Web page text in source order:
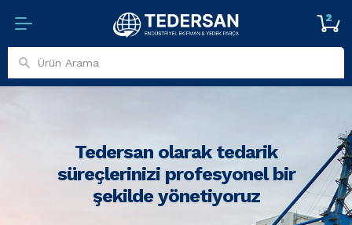
2
Tedersan olarak tedarik
süreçlerinizi profesyonel bir
şekilde yönetiyoruz